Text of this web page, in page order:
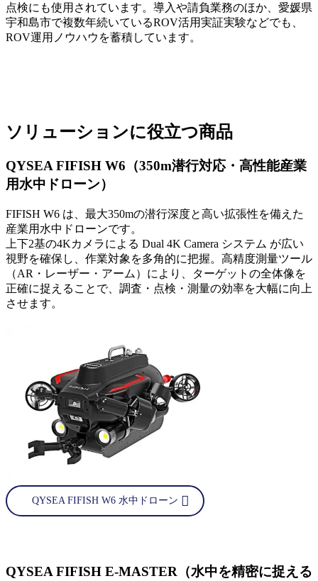
点検にも使用されています。導入や請負業務のほか、愛媛県
宇和島市で複数年続いているROV活用実証実験などでも、
ROV運用ノウハウを蓄積しています。
ソリューションに役立つ商品
QYSEA FIFISH W6（350m潜行対応・高性能産業
用水中ドローン）
FIFISH W6 は、最大350mの潜行深度と高い拡張性を備えた
産業用水中ドローンです。
上下2基の4Kカメラによる Dual 4K Camera システム が広い
視野を確保し、作業対象を多角的に把握。高精度測量ツール
（AR・レーザー・アーム）により、ターゲットの全体像を
正確に捉えることで、調査・点検・測量の効率を大幅に向上
させます。
QYSEA FIFISH W6 水中ドローン
QYSEA FIFISH E-MASTER（水中を精密に捉える